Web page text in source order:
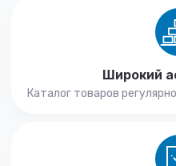
Широкий
Каталог товаров